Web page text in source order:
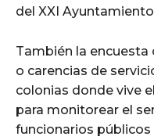
del XXI
También la encuesta
o carencias de
colonias donde vive
para monitorear el
funcionarios